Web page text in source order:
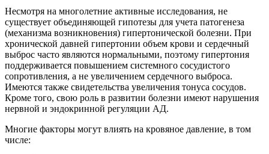
Несмотря на многолетние активные исследования, не
существует объединяющей гипотезы для учета патогенеза
(механизма возникновения) гипертонической болезни. При
хронической давней гипертонии объем крови и сердечный
выброс часто являются нормальными, поэтому гипертония
поддерживается повышением системного сосудистого
сопротивления, а не увеличением сердечного выброса.
Имеются также свидетельства увеличения тонуса сосудов.
Кроме того, свою роль в развитии болезни имеют нарушения
нервной и эндокринной регуляции АД.
Многие факторы могут влиять на кровяное давление, в том
числе: